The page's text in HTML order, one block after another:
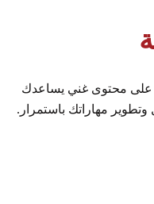
على محتوى غني يساعدك
مهاراتك باستمرار.